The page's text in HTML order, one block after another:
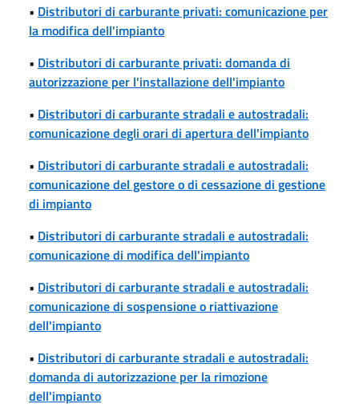
• Distributori di carburante privati: comunicazione per
la modifica dell'impianto
• Distributori di carburante privati: domanda di
autorizzazione per l'installazione dell'impianto
• Distributori di carburante stradali e autostradali:
comunicazione degli orari di apertura dell'impianto
• Distributori di carburante stradali e autostradali:
comunicazione del gestore o di cessazione di gestione
di impianto
• Distributori di carburante stradali e autostradali:
comunicazione di modifica dell'impianto
• Distributori di carburante stradali e autostradali:
comunicazione di sospensione o riattivazione
dell'impianto
• Distributori di carburante stradali e autostradali:
domanda di autorizzazione per la rimozione
dell'impianto